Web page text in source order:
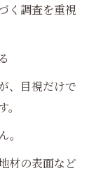
く調査を重視
、目視だけで
材の表面など